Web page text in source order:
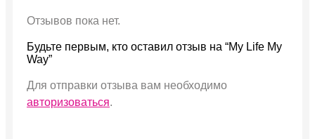
Отзывов пока нет.
Будьте первым, кто оставил отзыв на “My Life My
Way”
Для отправки отзыва вам необходимо
авторизоваться.